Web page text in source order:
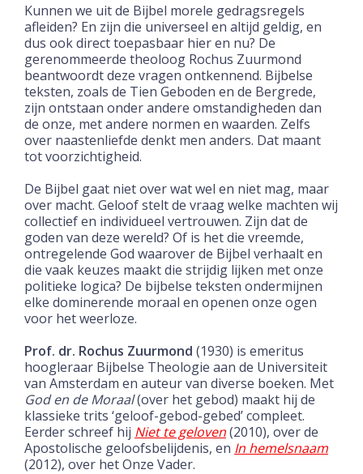
Kunnen we uit de Bijbel morele gedragsregels
afleiden? En zijn die universeel en altijd geldig, en
dus ook direct toepasbaar hier en nu? De
gerenommeerde theoloog Rochus Zuurmond
beantwoordt deze vragen ontkennend. Bijbelse
teksten, zoals de Tien Geboden en de Bergrede,
zijn ontstaan onder andere omstandigheden dan
de onze, met andere normen en waarden. Zelfs
over naastenliefde denkt men anders. Dat maant
tot voorzichtigheid.
De Bijbel gaat niet over wat wel en niet mag, maar
over macht. Geloof stelt de vraag welke machten wij
collectief en individueel vertrouwen. Zijn dat de
goden van deze wereld? Of is het die vreemde,
ontregelende God waarover de Bijbel verhaalt en
die vaak keuzes maakt die strijdig lijken met onze
politieke logica? De bijbelse teksten ondermijnen
elke dominerende moraal en openen onze ogen
voor het weerloze.
Prof. dr. Rochus Zuurmond (1930) is emeritus
hoogleraar Bijbelse Theologie aan de Universiteit
van Amsterdam en auteur van diverse boeken. Met
God en de Moraal(over het gebod) maakt hij de
klassieke trits ‘geloof-gebod-gebed’ compleet.
Eerder schreef hij Niet te geloven(2010), over de
Apostolische geloofsbelijdenis, en In hemelsnaam
(2012), over het Onze Vader.